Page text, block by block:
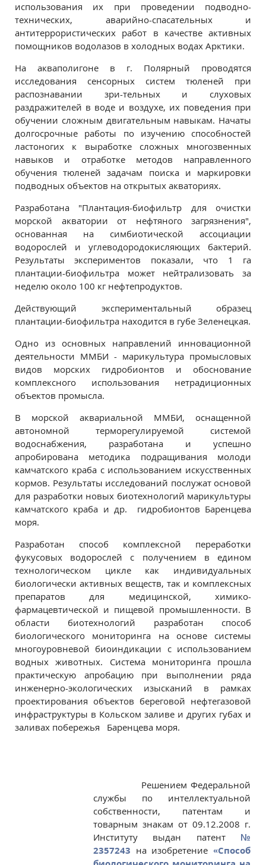
использования их при проведении подводно-
технических, аварийно-спасательных и
антитеррористических работ в качестве активных
помощников водолазов в холодных водах Арктики.
На акваполигоне в г. Полярный проводятся
исследования сенсорных систем тюленей при
распознавании зри-тельных и слуховых
раздражителей в воде и воздухе, их поведения при
обучении сложным двигательным навыкам. Начаты
долгосрочные работы по изучению способностей
ластоногих к выработке сложных многозвенных
навыков и отработке методов направленного
обучения тюленей задачам поиска и маркировки
подводных объектов на открытых акваториях.
Разработана "Плантация-биофильтр для очистки
морской акватории от нефтяного загрязнения",
основанная на симбиотической ассоциации
водорослей и углеводородокисляющих бактерий.
Результаты экспериментов показали, что 1 га
плантации-биофильтра может нейтрализовать за
неделю около 100 кг нефтепродуктов.
Действующий экспериментальный образец
плантации-биофильтра находится в губе Зеленецкая.
Одно из основных направлений инновационной
деятельности ММБИ - марикультура промысловых
видов морских гидробионтов и обоснование
комплексного использования нетрадиционных
объектов промысла.
В морской аквариальной ММБИ, оснащенной
автономной терморегулируемой системой
водоснабжения, разработана и успешно
апробирована методика подращивания молоди
камчатского краба с использованием искусственных
кормов. Результаты исследований послужат основой
для разработки новых биотехнологий марикультуры
камчатского краба и др. гидробионтов Баренцева
моря.
Разработан способ комплексной переработки
фукусовых водорослей с получением в едином
технологическом цикле как индивидуальных
биологически активных веществ, так и комплексных
препаратов для медицинской, химико-
фармацевтической и пищевой промышленности. В
области биотехнологий разработан способ
биологического мониторинга на основе системы
многоуровневой биоиндикации с использованием
водных животных. Система мониторинга прошла
практическую апробацию при выполнении ряда
инженерно-экологических изысканий в рамках
проектирования объектов береговой нефтегазовой
инфраструктуры в Кольском заливе и других губах и
заливах побережья Баренцева моря.
Решением Федеральной
службы по интеллектуальной
собственности, патентам и
товарным знакам от 09.12.2008 г.
Институту выдан патент №
2357243 на изобретение «Способ